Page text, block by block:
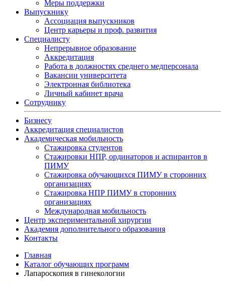
Меры поддержки
Выпускнику
Ассоциация выпускников
Центр карьеры и проф. развития
Специалисту
Непрерывное образование
Аккредитация
Работа в должностях среднего медперсонала
Вакансии университета
Электронная библиотека
Личный кабинет врача
Сотруднику
Бизнесу
Аккредитация специалистов
Академическая мобильность
Стажировка студентов
Стажировки НПР, ординаторов и аспирантов в
ПИМУ
Стажировка обучающихся ПИМУ в сторонних
организациях
Стажировка НПР ПИМУ в сторонних
организациях
Международная мобильность
Центр экспериментальной хирургии
Академия дополнительного образования
Контакты
Главная
Каталог обучающих программ
Лапароскопия в гинекологии